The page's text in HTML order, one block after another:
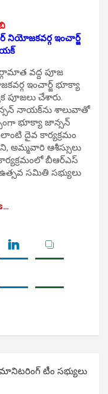
నియోజకవర్గ ఇంచార్జ్
వద్ద పూజ‌
ఇంచార్జ్ భూక్యా
పూజ‌లు చేశారు.
నాయక్‌ను శాలువాతో
భూక్యా జాన్సన్
దైవ కార్యక్రమం
అమ్మవారి ఆశీస్సులు
బీఆర్ఎస్
సమితి సభ్యులు
టీం స‌భ్యులు